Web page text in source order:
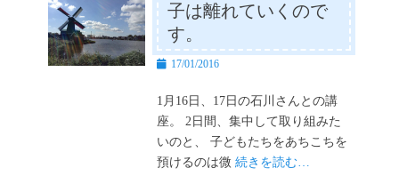
子は離れていくので
す。
投
日
17/01/2016
1月16日、17日の石川さんとの講
座。 2日間、集中して取り組みた
いのと、 子どもたちをあちこちを
預けるのは微続きを読む…